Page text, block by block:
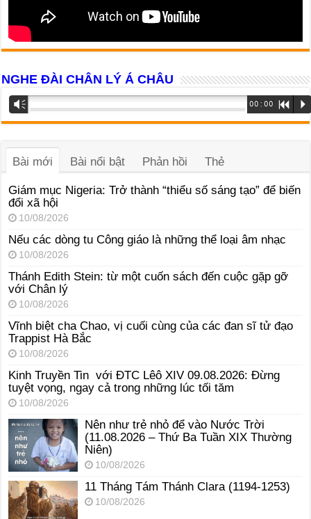
NGHE ĐÀI CHÂN LÝ Á CHÂU
Trình
phát
Vm 00:00 R P
Bài mới Bài nổi bật Phản hồi Thẻ
Giám mục Nigeria: Trở thành “thiểu số sáng tạo” để biến
đổi xã hội
10/08/2026
Nếu các dòng tu Công giáo là những thể loại âm nhạc
10/08/2026
Thánh Edith Stein: từ một cuốn sách đến cuộc gặp gỡ
với Chân lý
10/08/2026
Vĩnh biệt cha Chao, vị cuối cùng của các đan sĩ tử đạo
Trappist Hà Bắc
10/08/2026
Kinh Truyền Tin với ĐTC Lêô XIV 09.08.2026: Đừng
tuyệt vọng, ngay cả trong những lúc tối tăm
10/08/2026
Nên như trẻ nhỏ để vào Nước Trời
(11.08.2026 – Thứ Ba Tuần XIX Thường
Niên)
10/08/2026
11 Tháng Tám Thánh Clara (1194-1253)
10/08/2026